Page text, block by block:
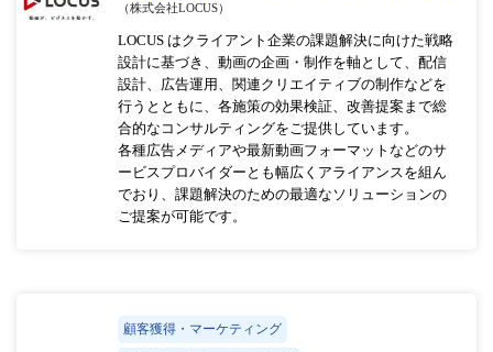
（株式会社LOCUS）
LOCUS はクライアント企業の課題解決に向けた戦略
設計に基づき、動画の企画・制作を軸として、配信
設計、広告運用、関連クリエイティブの制作などを
行うとともに、各施策の効果検証、改善提案まで総
合的なコンサルティングをご提供しています。
各種広告メディアや最新動画フォーマットなどのサ
ービスプロバイダーとも幅広くアライアンスを組ん
でおり、課題解決のための最適なソリューションの
ご提案が可能です。
顧客獲得・マーケティング